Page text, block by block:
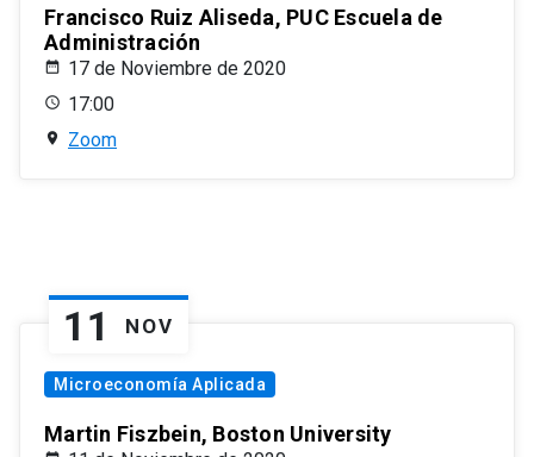
Francisco Ruiz Aliseda, PUC Escuela de
Administración
17 de Noviembre de 2020
17:00
Zoom
11 NOV
Microeconomía Aplicada
Martin Fiszbein, Boston University